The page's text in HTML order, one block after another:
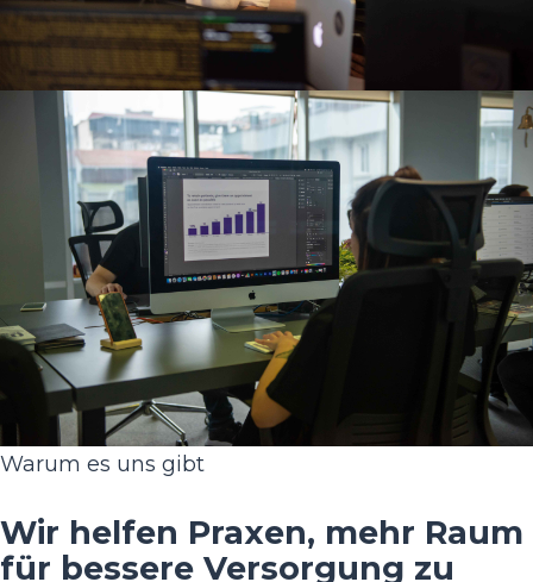
Warum es uns gibt
Wir helfen Praxen, mehr Raum
für bessere Versorgung zu